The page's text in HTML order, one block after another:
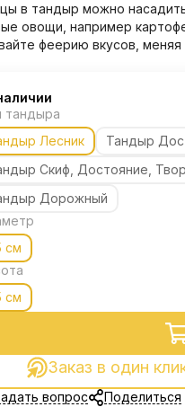
в тандыр можно
овощи, например
феерию вкусов,
тандыра
Лесник
Тандыр
Скиф, Достояние,
Дорожный
см
см
Заказ в один
вопрос Поделиться